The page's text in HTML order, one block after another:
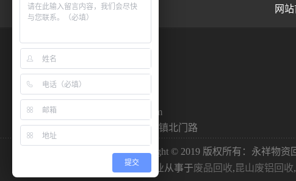
网
永祥物资回收
联系人：杏先生
手 机：15190180760
邮 箱：766122514@qq.com
地 址：江苏省昆山市玉山镇北门路
永祥物资回收 专业从事于废品回收,昆山废铝回收,
Copyright © 2019 版权所有：永祥物资
提交